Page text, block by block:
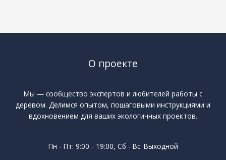
О проекте
Мы — сообщество экспертов и любителей работы с
деревом. Делимся опытом, пошаговыми инструкциями и
вдохновением для ваших экологичных проектов.
Пн - Пт: 9:00 - 19:00, Сб - Вс: Выходной